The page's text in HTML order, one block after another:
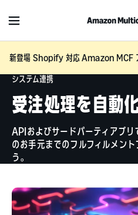
M
u
新登場 Shopify 対応 Amazon MCF
システム連携
受注処理を自動
APIおよびサードパーティアプ
のお手元までのフルフィルメン
う。